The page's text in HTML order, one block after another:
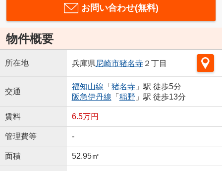
お問い合わせ(無料)
物件概要
所在地 兵庫県尼崎市猪名寺２丁目
交通
福知山線 「 猪名寺」駅 徒歩5分
阪急伊丹線 「 稲野 」駅 徒歩13分
賃料 6.5万円
管理費等 -
面積 52.95㎡